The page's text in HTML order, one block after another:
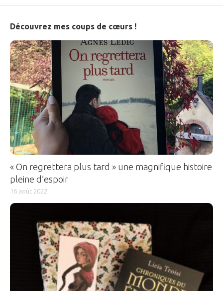
Découvrez mes coups de cœurs !
« On regrettera plus tard » une magnifique histoire
pleine d’espoir
16 août 2022